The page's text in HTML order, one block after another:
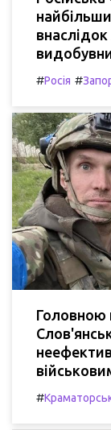
#Росія #
Головною
#